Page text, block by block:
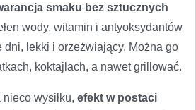
smaku bez sztucznych
wody, witamin i antyoksydantów
dni, lekki i orzeźwiający. Można go
koktajlach, a nawet grillować.
wysiłku, efekt w postaci